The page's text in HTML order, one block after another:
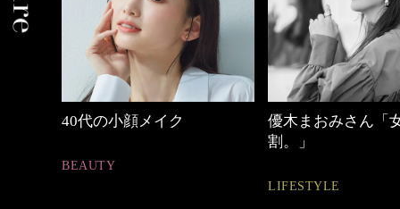
40代の小顔メイク
BEAUTY
優木まおみさん「
割。」
LIFESTYLE